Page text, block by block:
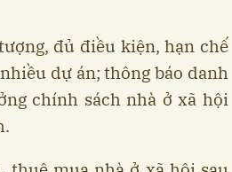
đủ điều kiện, hạn chế
dự án; thông báo danh
chính sách nhà ở xã hội